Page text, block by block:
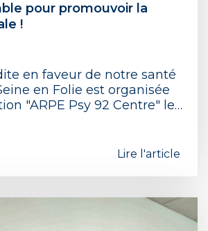
pour promouvoir la
!
en faveur de notre santé
en Folie est organisée
"ARPE Psy 92 Centre" le…
Lire l'article